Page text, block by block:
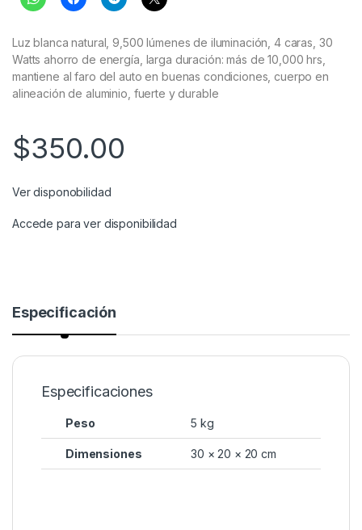
Luz blanca natural, 9,500 lúmenes de iluminación, 4 caras, 30
Watts ahorro de energía, larga duración: más de 10,000 hrs,
mantiene al faro del auto en buenas condiciones, cuerpo en
alineación de aluminio, fuerte y durable
$350.00
Ver disponobilidad
Accede para ver disponibilidad
Especificación
Especificaciones
Peso 5 kg
Dimensiones 30 × 20 × 20 cm